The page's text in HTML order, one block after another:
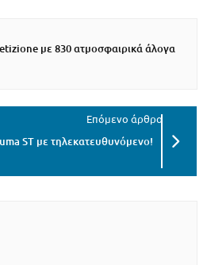
με 830 ατμοσφαιρικά άλογα
ST με τηλεκατευθυνόμενο!